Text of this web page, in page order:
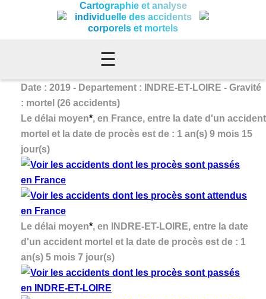
Cartographie et analyse
individuelle des accidents
corporels et mortels
☰
Date : 2019 - Departement : INDRE-ET-LOIRE - Gravité
: mortel (26 accidents)
Le délai moyen*, en France, entre la date d'un accident
mortel et la date de procès est de : 1 an(s) 9 mois 15
jour(s)
Le délai moyen*, en INDRE-ET-LOIRE, entre la date
d'un accident mortel et la date de procès est de : 1
an(s) 5 mois 7 jour(s)